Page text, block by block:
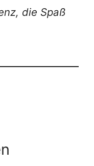
die Spaß